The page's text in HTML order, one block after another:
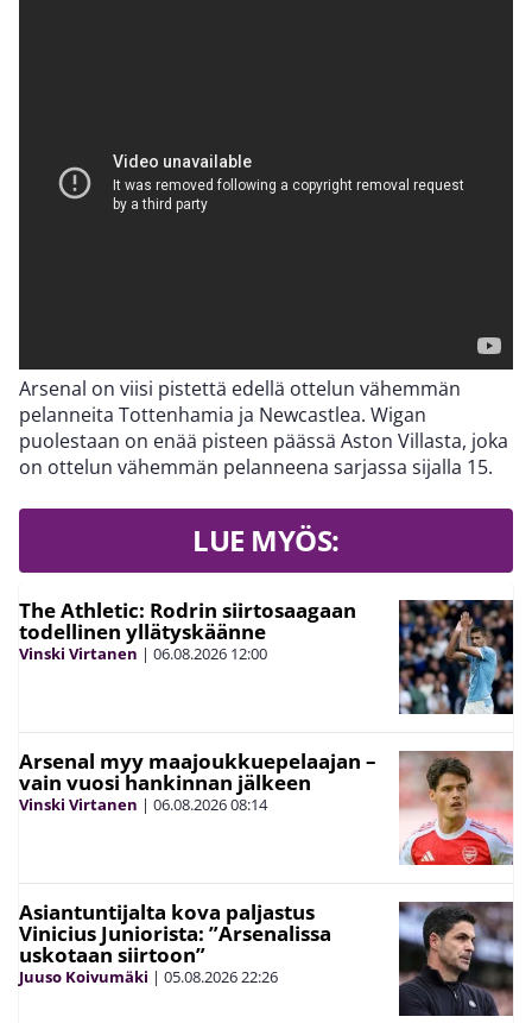
Arsenal on viisi pistettä edellä ottelun vähemmän
pelanneita Tottenhamia ja Newcastlea. Wigan
puolestaan on enää pisteen päässä Aston Villasta, joka
on ottelun vähemmän pelanneena sarjassa sijalla 15.
LUE MYÖS:
The Athletic: Rodrin siirtosaagaan
todellinen yllätyskäänne
Vinski Virtanen | 06.08.2026 12:00
Arsenal myy maajoukkuepelaajan –
vain vuosi hankinnan jälkeen
Vinski Virtanen | 06.08.202608:14
Asiantuntijalta kova paljastus
Vinicius Juniorista: ”Arsenalissa
uskotaan siirtoon”
Juuso Koivumäki | 05.08.202622:26